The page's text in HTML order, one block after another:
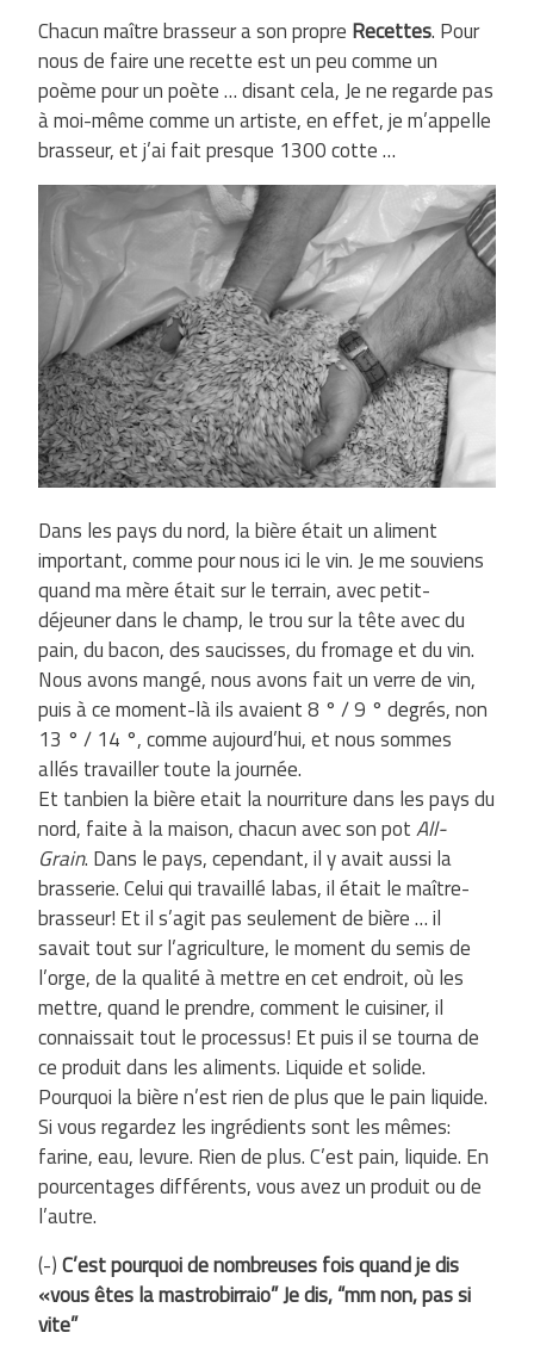
Chacun maître brasseur a son propre Recettes. Pour
nous de faire une recette est un peu comme un
poème pour un poète … disant cela, Je ne regarde pas
à moi-même comme un artiste, en effet, je m’appelle
brasseur, et j’ai fait presque 1300 cotte …
Dans les pays du nord, la bière était un aliment
important, comme pour nous ici le vin. Je me souviens
quand ma mère était sur ​​le terrain, avec petit-
déjeuner dans le champ, le trou sur la tête avec du
pain, du bacon, des saucisses, du fromage et du vin.
Nous avons mangé, nous avons fait un verre de vin,
puis à ce moment-là ils avaient 8 ° / 9 ° degrés, non
13 ° / 14 °, comme aujourd’hui, et nous sommes
allés travailler toute la journée.
Et tanbien la bière etait la nourriture dans les pays du
nord, faite à la maison, chacun avec son potAll-
Grain. Dans le pays, cependant, il y avait aussi la
brasserie. Celui qui travaillé labas, il était le maître-
brasseur! Et il s’agit pas seulement de bière … il
savait tout sur ​​l’agriculture, le moment du semis de
l’orge, de la qualité à mettre en cet endroit, où les
mettre, quand le prendre, comment le cuisiner, il
connaissait tout le processus! Et puis il se tourna de
ce produit dans les aliments. Liquide et solide.
Pourquoi la bière n’est rien de plus que le pain liquide.
Si vous regardez les ingrédients sont les mêmes:
farine, eau, levure. Rien de plus. C’est pain, liquide. En
pourcentages différents, vous avez un produit ou de
l’autre.
(-)C’est pourquoi de nombreuses fois quand je dis
«vous êtes la mastrobirraio” Je dis, “mm non, pas si
vite”